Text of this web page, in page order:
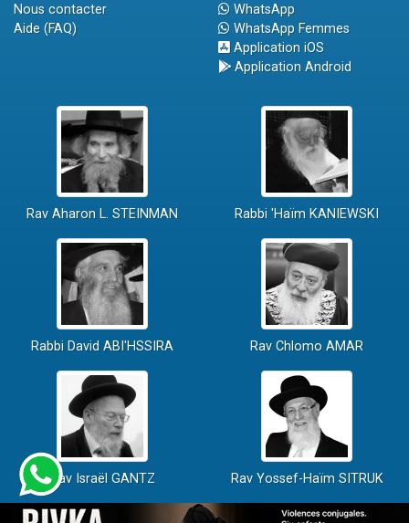
Nous contacter
Aide (FAQ)
WhatsApp
WhatsApp Femmes
Application iOS
Application Android
Rav Aharon L. STEINMAN Rabbi 'Haïm KANIEWSKI
Rabbi David ABI'HSSIRA Rav Chlomo AMAR
Rav Israël GANTZ Rav Yossef-Haïm SITRUK